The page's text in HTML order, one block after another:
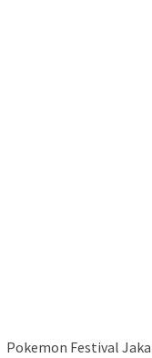
Pokemon Festival